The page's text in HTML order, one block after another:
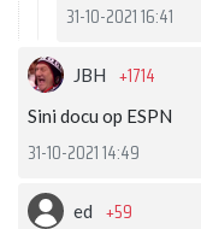
31-10-2021 16:41
JBH +1714
Sini docu op ESPN
31-10-2021 14:49
ed +59